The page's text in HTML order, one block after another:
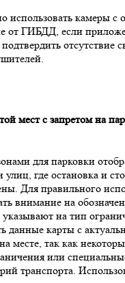
использовать камеры с
от ГИБДД, если
отсутствие
мест с запретом на
для парковки
где остановка и
Для правильного
внимание на
на тип
данные карты с
месте, так как
или
транспорта.